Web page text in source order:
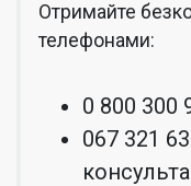
Отримайте
телефонами:
0 800 300
067 321